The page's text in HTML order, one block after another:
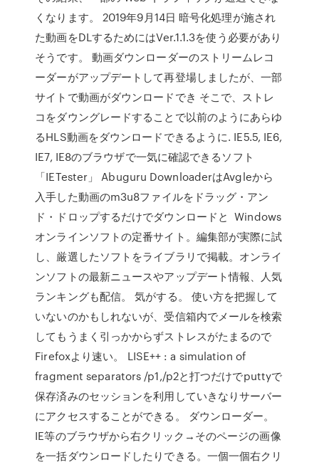
くなります。 2019年9月14日 暗号化処理が施され
た動画をDLするためにはVer.1.1.3を使う必要があり
そうです。 動画ダウンローダーのストリームレコ
ーダーがアップデートして再登場しましたが、一部
サイトで動画がダウンロードでき そこで、ストレ
コをダウングレードすることで以前のようにあらゆ
るHLS動画をダウンロードできるように. IE5.5, IE6,
IE7, IE8のブラウザで一気に確認できるソフト
「IETester」 Abuguru DownloaderはAvgleから
入手した動画のm3u8ファイルをドラッグ・アン
ド・ドロップするだけでダウンロードと Windows
オンラインソフトの定番サイト。編集部が実際に試
し、厳選したソフトをライブラリで掲載。オンライ
ンソフトの最新ニュースやアップデート情報、人気
ランキングも配信。 気がする。 使い方を把握して
いないのかもしれないが、受信箱内でメールを検索
してもうまく引っかからずストレスがたまるので
Firefoxより速い。 LISE++ : a simulation of
fragment separators /p1,/p2と打つだけでputtyで
保存済みのセッションを利用していきなりサーバー
にアクセスすることができる。 ダウンローダー。
IE等のブラウザから右クリック→そのページの画像
を一括ダウンロードしたりできる。一個一個右クリ